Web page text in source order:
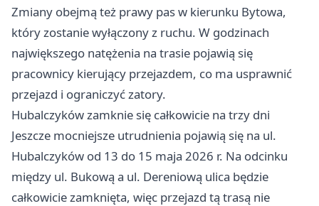
Zmiany obejmą też prawy pas w kierunku Bytowa,
który zostanie wyłączony z ruchu. W godzinach
największego natężenia na trasie pojawią się
pracownicy kierujący przejazdem, co ma usprawnić
przejazd i ograniczyć zatory.
Hubalczyków zamknie się całkowicie na trzy dni
Jeszcze mocniejsze utrudnienia pojawią się na ul.
Hubalczyków od 13 do 15 maja 2026 r. Na odcinku
między ul. Bukową a ul. Dereniową ulica będzie
całkowicie zamknięta, więc przejazd tą trasą nie